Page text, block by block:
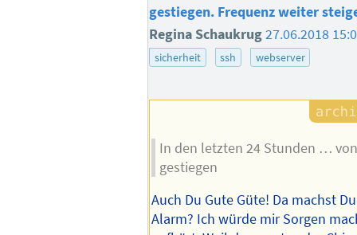
gestiegen. Frequenz weiter
Regina Schaukrug27.06.2018
sicherheit ssh webserver
In den letzten 24 Stunden …
gestiegen
Auch Du Gute Güte! Da machst
Alarm? Ich würde mir Sorgen